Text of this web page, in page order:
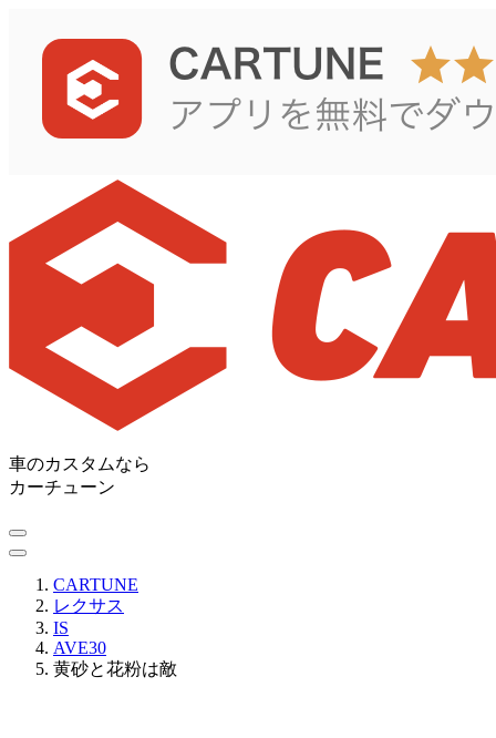
車のカスタムなら
カーチューン
CARTUNE
レクサス
IS
AVE30
黄砂と花粉は敵